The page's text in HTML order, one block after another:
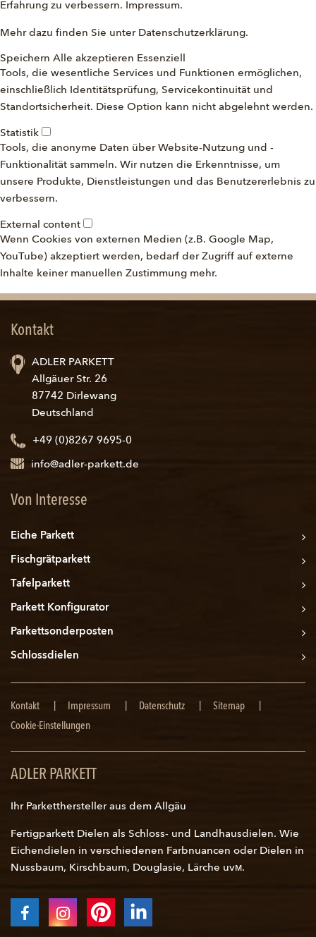
Erfahrung zu verbessern.
Impressum.
Mehr dazu finden Sie unter Datenschutzerklärung.
Speichern Alle akzeptieren Essenziell
Tools, die wesentliche Services und Funktionen ermöglichen,
einschließlich Identitätsprüfung, Servicekontinuität und
Standortsicherheit. Diese Option kann nicht abgelehnt werden.
Statistik
Tools, die anonyme Daten über Website-Nutzung und -
Funktionalität sammeln. Wir nutzen die Erkenntnisse, um
unsere Produkte, Dienstleistungen und das Benutzererlebnis zu
verbessern.
External content
Wenn Cookies von externen Medien (z.B. Google Map,
YouTube) akzeptiert werden, bedarf der Zugriff auf externe
Inhalte keiner manuellen Zustimmung mehr.
Kontakt
ADLER PARKETT
Allgäuer Str. 26
87742 Dirlewang
Deutschland
+49 (0)8267 9695-0
info@adler-parkett.de
Von Interesse
Eiche Parkett
Fischgrätparkett
Tafelparkett
Parkett Konfigurator
Parkettsonderposten
Schlossdielen
Navigation
überspringen
Kontakt Impressum Datenschutz
Sitemap
Cookie-Einstellungen
ADLER PARKETT
Ihr Parketthersteller aus dem Allgäu
Fertigparkett Dielen als Schloss- und Landhausdielen. Wie
Eichendielen in verschiedenen Farbnuancen oder Dielen in
Nussbaum, Kirschbaum, Douglasie, Lärche uvм.